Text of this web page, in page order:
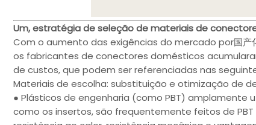
Um, estratégia de seleção de materiais de
Com o aumento das exigências do mercado por国
os fabricantes de conectores domésticos
de custos, que podem ser referenciadas nas
Materiais de escolha: substituição e otimização de
● Plásticos de engenharia (como PBT) amplamente
como os insertos, são frequentemente feitos de